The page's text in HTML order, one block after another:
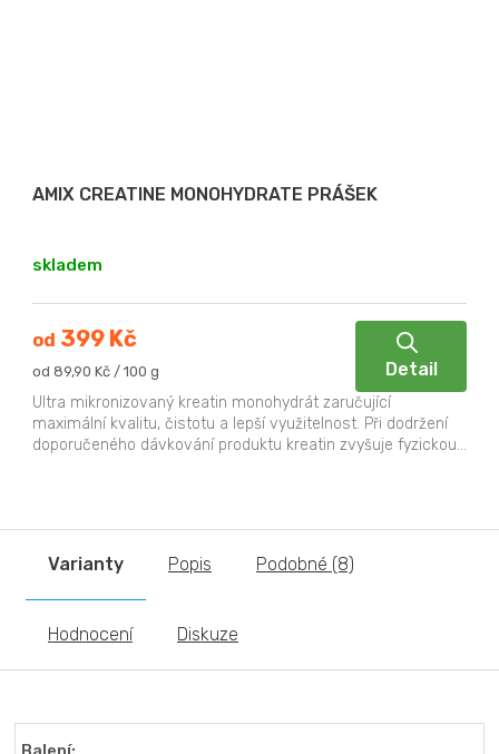
AMIX CREATINE MONOHYDRATE PRÁŠEK
skladem
od 399 Kč
Měrná
od 89,90 Kč / 100 g Detail
Ultra mikronizovaný kreatin monohydrát zaručující
maximální kvalitu, čistotu a lepší využitelnost. Při dodržení
doporučeného dávkování produktu kreatin zvyšuje fyzickou...
Varianty Popis Podobné (8)
Hodnocení Diskuze